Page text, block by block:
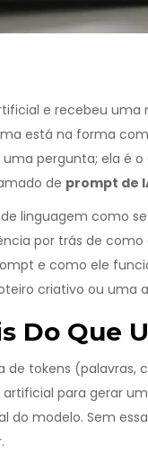
e recebeu uma
está na forma
pergunta; ela é
de prompt de
linguagem como
por trás de
e como ele
criativo ou uma
Do Que
de tokens (palavras,
para gerar
modelo. Sem